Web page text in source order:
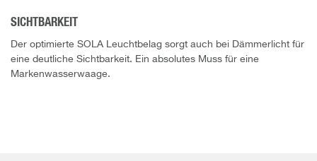
SICHTBARKEIT
Der optimierte SOLA Leuchtbelag sorgt auch bei Dämmerlicht für
eine deutliche Sichtbarkeit. Ein absolutes Muss für eine
Markenwasserwaage.